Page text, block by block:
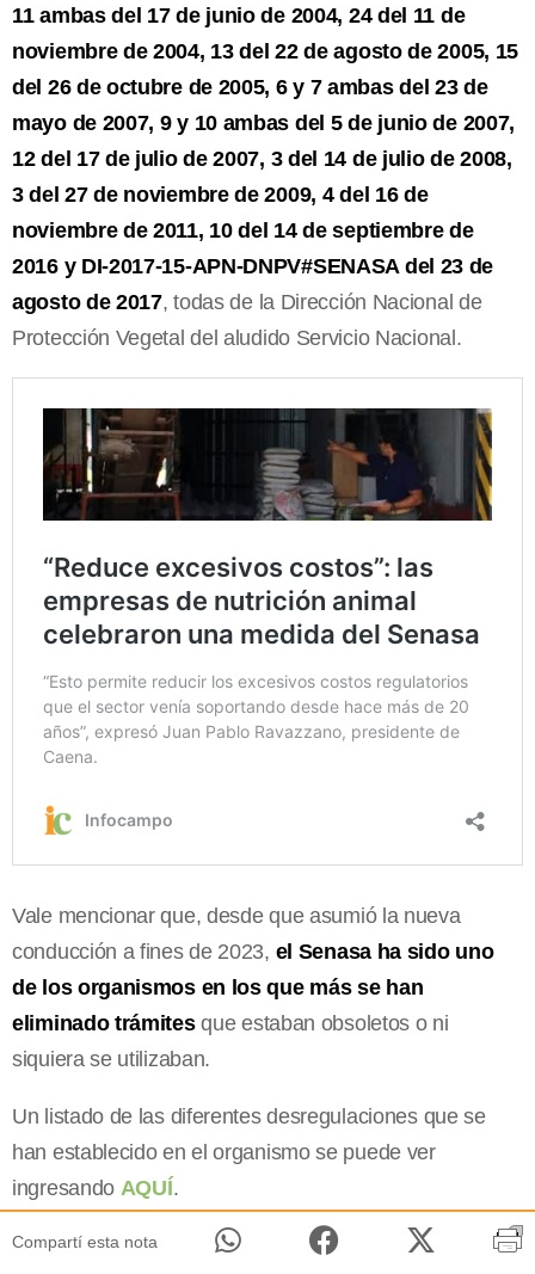
11 ambas del 17 de junio de 2004, 24 del 11 de
noviembre de 2004, 13 del 22 de agosto de 2005, 15
del 26 de octubre de 2005, 6 y 7 ambas del 23 de
mayo de 2007, 9 y 10 ambas del 5 de junio de 2007,
12 del 17 de julio de 2007, 3 del 14 de julio de 2008,
3 del 27 de noviembre de 2009, 4 del 16 de
noviembre de 2011, 10 del 14 de septiembre de
2016 y DI-2017-15-APN-DNPV#SENASA del 23 de
agosto de 2017, todas de la Dirección Nacional de
Protección Vegetal del aludido Servicio Nacional.
Vale mencionar que, desde que asumió la nueva
conducción a fines de 2023, el Senasa ha sido uno
de los organismos en los que más se han
eliminado trámitesque estaban obsoletos o ni
siquiera se utilizaban.
Un listado de las diferentes desregulaciones que se
han establecido en el organismo se puede ver
ingresando AQUÍ.
Compartí esta nota